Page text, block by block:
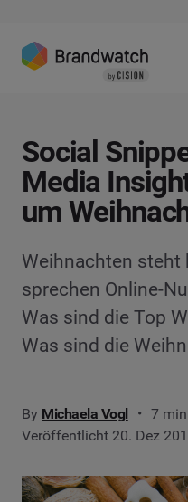
Social
Media
um
Weihnachten steht
sprechen Online-
Was sind die Top
Was sind die
By Michaela Vogl
7
Veröffentlicht 20. Dez